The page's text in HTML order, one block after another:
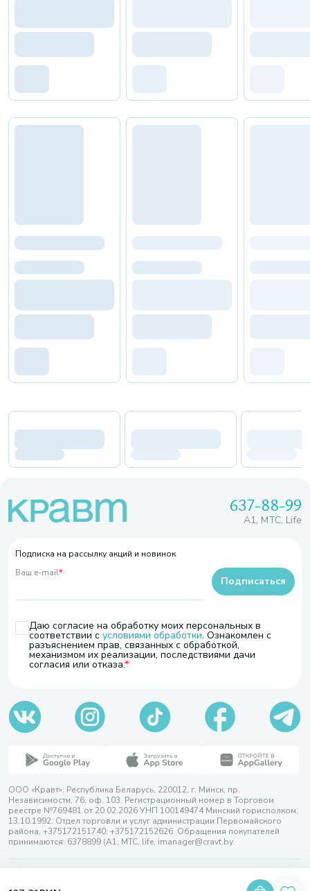
637-88-99
A1, МТС, Life
Подписка на рассылку акций и новинок
Ваш e-mail*
Даю согласие на обработку моих персональных в
соответствии с условиями обработки. Ознакомлен с
разъяснением прав, связанных с обработкой,
механизмом их реализации, последствиями дачи
согласия или отказа.
Подписаться
ООО «Кравт». Республика Беларусь, 220012, г. Минск, пр.
Независимости, 76, оф. 103. Регистрационный номер в Торговом
реестре №769481 от 20.02.2026 УНП 100149474 Минский горисполком,
13.10.1992. Отдел торговли и услуг администрации Первомайского
района, +375172151740; +375172152626. Обращения покупателей
принимаются: 6378899 (А1, МТС, life, imanager@cravt.by.